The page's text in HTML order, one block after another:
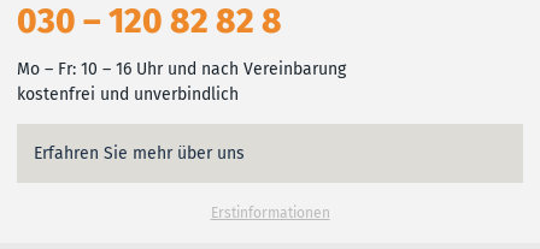
030 – 120 82 82 8
Mo – Fr: 10 – 16 Uhr und nach Vereinbarung
kostenfrei und unverbindlich
Erfahren Sie mehr über uns
Erstinformationen